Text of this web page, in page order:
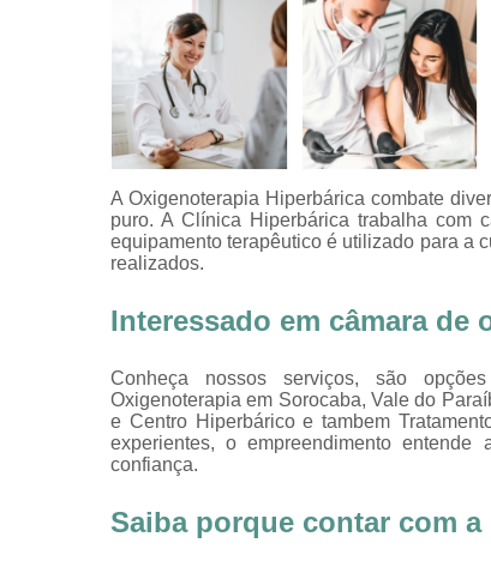
Tratamentos por
hiperbárica
Tratamentos por
oxigenoterapia
A Oxigenoterapia Hiperbárica combate
puro. A Clínica Hiperbárica trabalha com
equipamento terapêutico é utilizado para a
realizados.
Interessado em câmara de
Conheça nossos serviços, são
Oxigenoterapia em Sorocaba, Vale do
e Centro Hiperbárico e tambem
experientes, o empreendimento
confiança.
Saiba porque contar com